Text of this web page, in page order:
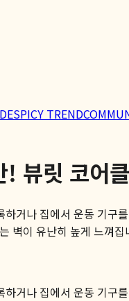
SPICY TREND
뷰릿 코어
거나 집에서 운동 기구
벽이 유난히 높게 느껴집
거나 집에서 운동 기구